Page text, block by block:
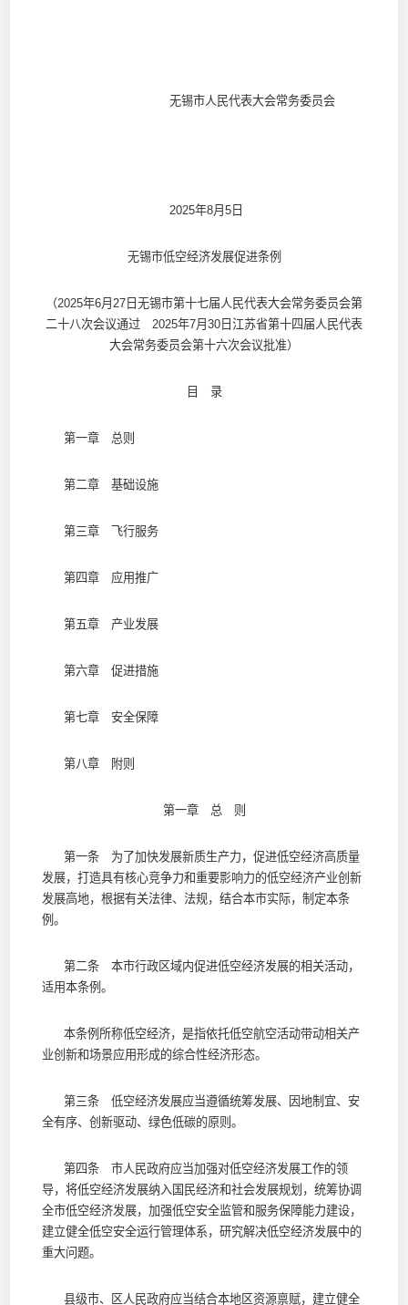
无锡市人民代表大会常务委员会
2025年8月5日
无锡市低空经济发展促进条例
（2025年6月27日无锡市第十七届人民代表大会常务委员会第
二十八次会议通过 2025年7月30日江苏省第十四届人民代表
大会常务委员会第十六次会议批准）
目 录
第一章 总则
第二章 基础设施
第三章 飞行服务
第四章 应用推广
第五章 产业发展
第六章 促进措施
第七章 安全保障
第八章 附则
第一章 总 则
第一条 为了加快发展新质生产力，促进低空经济高质量
发展，打造具有核心竞争力和重要影响力的低空经济产业创新
发展高地，根据有关法律、法规，结合本市实际，制定本条
例。
第二条 本市行政区域内促进低空经济发展的相关活动，
适用本条例。
本条例所称低空经济，是指依托低空航空活动带动相关产
业创新和场景应用形成的综合性经济形态。
第三条 低空经济发展应当遵循统筹发展、因地制宜、安
全有序、创新驱动、绿色低碳的原则。
第四条 市人民政府应当加强对低空经济发展工作的领
导，将低空经济发展纳入国民经济和社会发展规划，统筹协调
全市低空经济发展，加强低空安全监管和服务保障能力建设，
建立健全低空安全运行管理体系，研究解决低空经济发展中的
重大问题。
县级市、区人民政府应当结合本地区资源禀赋，建立健全